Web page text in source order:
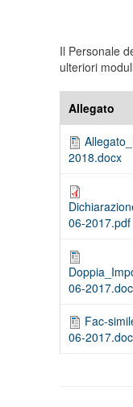
Il Personale
ulteriori
Allegato
2018.docx
06-2017.pdf
06-2017.doc
Fac-
06-2017.doc